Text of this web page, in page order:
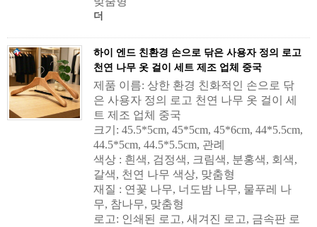
더
하이 엔드 친환경 손으로 닦은 사용자 정의 로고
천연 나무 옷 걸이 세트 제조 업체 중국
제품 이름: 상한 환경 친화적인 손으로 닦
은 사용자 정의 로고 천연 나무 옷 걸이 세
트 제조 업체 중국
크기: 45.5*5cm, 45*5cm, 45*6cm, 44*5.5cm,
44.5*5cm, 44.5*5.5cm, 관례
색상 : 흰색, 검정색, 크림색, 분홍색, 회색,
갈색, 천연 나무 색상, 맞춤형
재질 : 연꽃 나무, 너도밤 나무, 물푸레 나
무, 참나무, 맞춤형
로고: 인쇄된 로고, 새겨진 로고, 금속판 로